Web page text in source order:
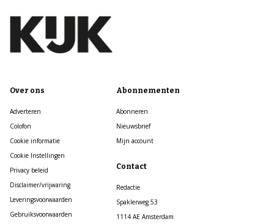
Over ons
Adverteren
Colofon
Cookie informatie
Cookie Instellingen
Privacy beleid
Disclaimer/vrijwaring
Leveringsvoorwaarden
Gebruiksvoorwaarden
Abonnementen
Abonneren
Nieuwsbrief
Mijn account
Contact
Redactie
Spaklerweg 53
1114 AE Amsterdam